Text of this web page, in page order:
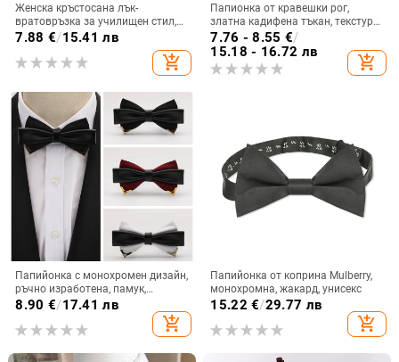
Женска кръстосана лък-
вратовръзка за училищен стил,
корейски и японски дизайн,
7.88 €/15.41 лв
add_shopping_cart
Папионка от кравешки рог,
златна кадифена тъкан, текстури
на папионка, елегантна мода,
сватба, младоженец, широка
форма на панделка от кравешки
рог
7.76 - 8.55 €/
15.18 - 16.72 лв
add_shopping_cart
Папийонка с монохромен дизайн,
ръчно изработена, памук,
унисекс, модерен
8.90 €/17.41 лв
add_shopping_cart
Папийонка от коприна Mulberry,
монохромна, жакард, унисекс
15.22 €/29.77 лв
add_shopping_cart